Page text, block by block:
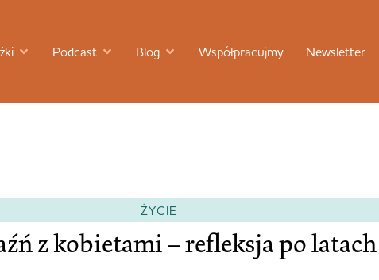
Podcast Blog Współpracujmy Newsletter
ŻYCIE
z kobietami – refleksja po latach